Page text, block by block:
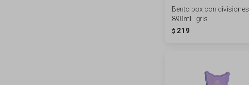
Bento box con divisiones
890ml - gris
$ 219